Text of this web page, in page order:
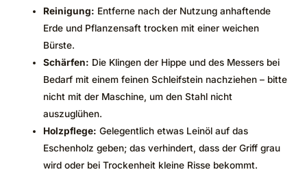
Reinigung: Entferne nach der Nutzung anhaftende
Erde und Pflanzensaft trocken mit einer weichen
Bürste.
Schärfen: Die Klingen der Hippe und des Messers bei
Bedarf mit einem feinen Schleifstein nachziehen – bitte
nicht mit der Maschine, um den Stahl nicht
auszuglühen.
Holzpflege: Gelegentlich etwas Leinöl auf das
Eschenholz geben; das verhindert, dass der Griff grau
wird oder bei Trockenheit kleine Risse bekommt.